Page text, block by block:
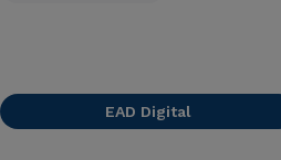
EAD Digital